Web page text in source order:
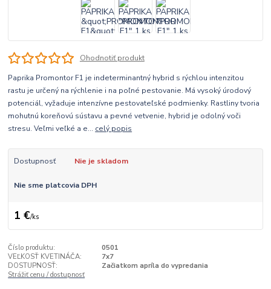
Ohodnotiť produkt
Paprika Promontor F1 je indeterminantný hybrid s rýchlou intenzitou
rastu je určený na rýchlenie i na poľné pestovanie. Má vysoký úrodový
potenciál, vyžaduje intenzívne pestovateľské podmienky. Rastliny tvoria
mohutnú koreňovú sústavu a pevné vetvenie, hybrid je odolný voči
stresu. Veľmi veľké a e... celý popis
Dostupnosť Nie je skladom
Nie sme platcovia DPH
1 €/ks
Číslo produktu:
0501
VEĽKOSŤ KVETINÁČA:
7x7
DOSTUPNOSŤ:
Začiatkom apríla do vypredania
Strážiť cenu / dostupnosť